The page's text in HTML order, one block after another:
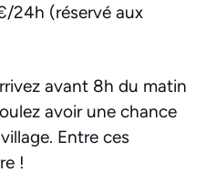
24h (réservé aux
avant 8h du matin
avoir une chance
Entre ces
!